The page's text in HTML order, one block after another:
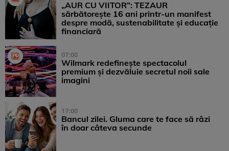
„AUR CU VIITOR”: TEZAUR
sărbătorește 16 ani printr-un manifest
despre modă, sustenabilitate și educație
financiară
07:00
Wilmark redefinește spectacolul
premium și dezvăluie secretul noii sale
imagini
17:00
Bancul zilei. Gluma care te face să râzi
în doar câteva secunde